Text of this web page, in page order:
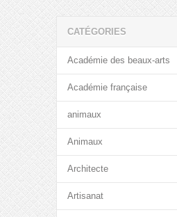
CATÉGORIES
Académie des beaux-arts
Académie française
animaux
Animaux
Architecte
Artisanat